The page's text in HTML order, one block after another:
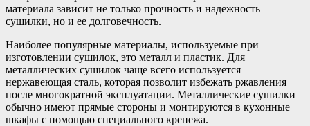
материала зависит не только прочность и надежность
сушилки, но и ее долговечность.
Наиболее популярные материалы, используемые при
изготовлении сушилок, это металл и пластик. Для
металлических сушилок чаще всего используется
нержавеющая сталь, которая позволит избежать ржавления
после многократной эксплуатации. Металлические сушилки
обычно имеют прямые стороны и монтируются в кухонные
шкафы с помощью специального крепежа.